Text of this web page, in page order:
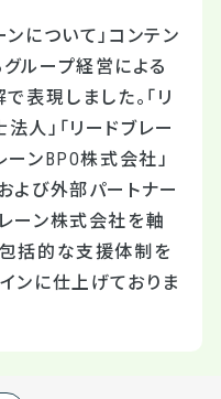
ンについて」コンテン
ループ経営による
表現しました。「リ
人」「リードブレー
ーンBPO株式会社」
よび外部パートナー
ーン株式会社を軸
括的な支援体制を
ンに仕上げておりま